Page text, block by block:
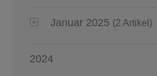
Januar 2025 (2 Artikel)
2024